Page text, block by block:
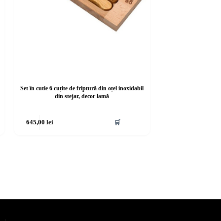
Set în cutie 6 cuțite de friptură din oțel inoxidabil
din stejar, decor lamă
645,00 lei 🛒